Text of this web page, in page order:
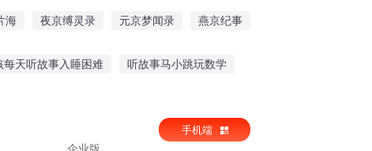
海 夜京缚灵录 元京梦闻录 燕京纪事
每天听故事入睡困难 听故事马小跳玩数学
企业版
手机端